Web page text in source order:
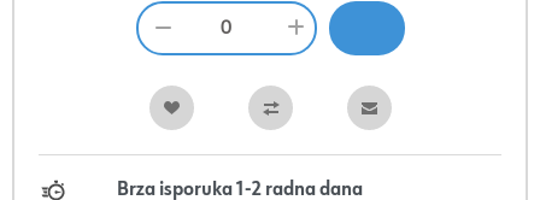
Brza isporuka 1-2 radna dana